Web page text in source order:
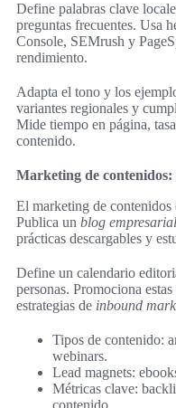
Define palabras clave
preguntas frecuentes. Usa
Console, SEMrush y
rendimiento.
Adapta el tono y los
variantes regionales y
Mide tiempo en página,
contenido.
Marketing de contenidos:
El marketing de contenidos
Publica un blog empresarial
prácticas descargables y
Define un calendario
personas. Promociona
estrategias de inbound
Tipos de contenido:
webinars.
Lead magnets:
Métricas clave: